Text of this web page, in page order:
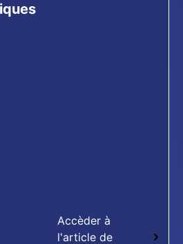
Accèder à
l'article de